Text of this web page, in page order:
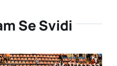
Se Svidi